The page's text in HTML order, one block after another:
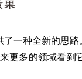
一种全新的思路
更多的领域看